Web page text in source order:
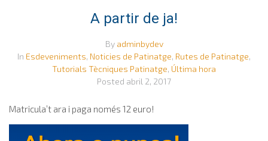
A partir de ja!
By adminbydev
In Esdeveniments, Noticies de Patinatge, Rutes de Patinatge,
Tutorials Tècniques Patinatge, Última hora
Posted abril 2, 2017
Matricula’t ara i paga només 12 euro!